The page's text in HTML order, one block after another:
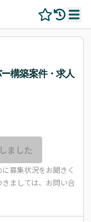
構築案件・求人
ました
募集状況をお聞きく
ましては、お問い合